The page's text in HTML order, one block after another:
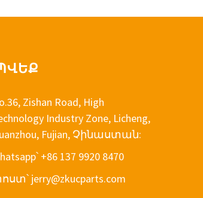
Zishan Road, High
Industry Zone, Licheng,
Fujian, Չինաստան:
+86 137 9920 8470
jerry@zkucparts.com